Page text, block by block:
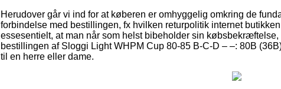
Herudover går vi ind for at køberen er omhyggelig omkring de
forbindelse med bestillingen, fx hvilken returpolitik internet
essesentielt, at man når som helst bibeholder sin
bestillingen af Sloggi Light WHPM Cup 80-85 B-C-D – –: 80B
til en herre eller dame.